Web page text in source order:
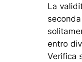
La
entro
Verifica